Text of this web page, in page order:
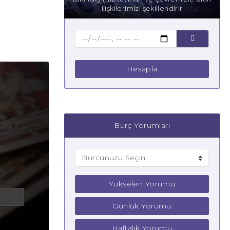
ilişkilerimizi şekillendirir
Hesapla
Burç Yorumları
Yükselen Yorumu
Günlük Yorumu
Haftalık Yorumu